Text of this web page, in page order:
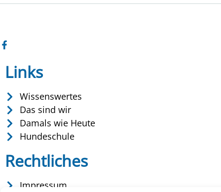
Links
Wissenswertes
Das sind wir
Damals wie Heute
Hundeschule
Rechtliches
Impressum